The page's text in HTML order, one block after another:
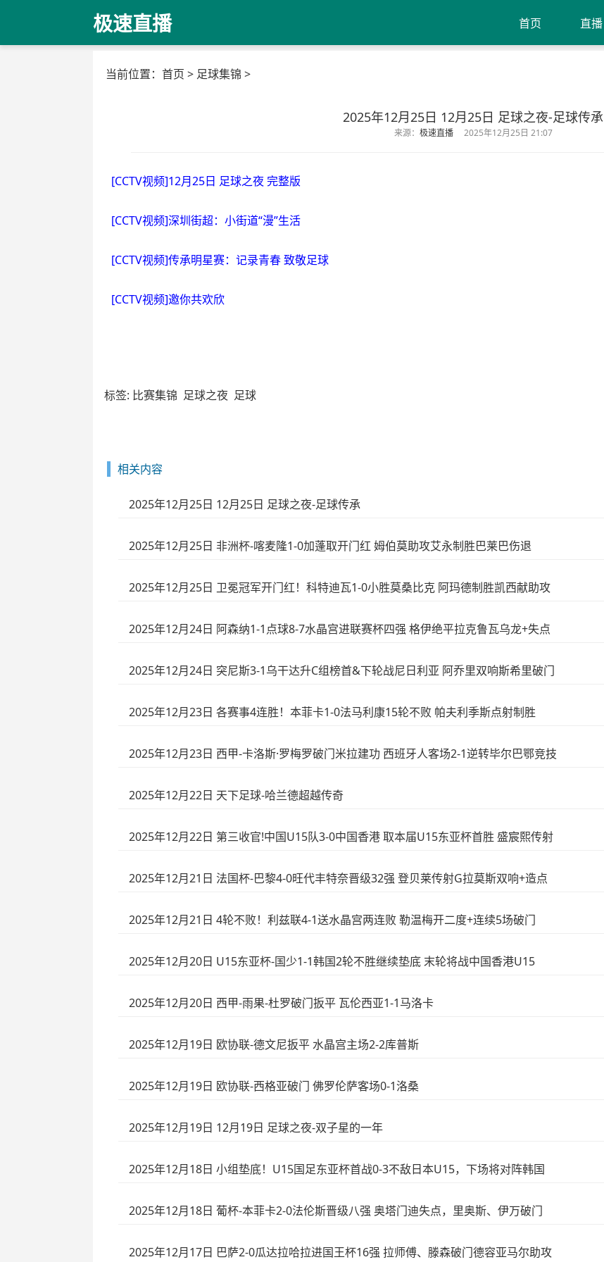
极速直播 首页 直播
当前位置： 首页 > 足球集锦 >
2025年12月25日 12月25日 足球之夜-足球传承
来源： 极速直播 2025年12月25日 21:07
[CCTV视频]12月25日 足球之夜 完整版
[CCTV视频]深圳街超：小街道“漫”生活
[CCTV视频]传承明星赛：记录青春 致敬足球
[CCTV视频]邀你共欢欣
标签: 比赛集锦 足球之夜 足球
相关内容
2025年12月25日 12月25日 足球之夜-足球传承
2025年12月25日 非洲杯-喀麦隆1-0加蓬取开门红 姆伯莫助攻艾永制胜巴莱巴伤退
2025年12月25日 卫冕冠军开门红！科特迪瓦1-0小胜莫桑比克 阿玛德制胜凯西献助攻
2025年12月24日 阿森纳1-1点球8-7水晶宫进联赛杯四强 格伊绝平拉克鲁瓦乌龙+失点
2025年12月24日 突尼斯3-1乌干达升C组榜首&下轮战尼日利亚 阿乔里双响斯希里破门
2025年12月23日 各赛事4连胜！本菲卡1-0法马利康15轮不败 帕夫利季斯点射制胜
2025年12月23日 西甲-卡洛斯·罗梅罗破门米拉建功 西班牙人客场2-1逆转毕尔巴鄂竞技
2025年12月22日 天下足球-哈兰德超越传奇
2025年12月22日 第三收官!中国U15队3-0中国香港 取本届U15东亚杯首胜 盛宸熙传射
2025年12月21日 法国杯-巴黎4-0旺代丰特奈晋级32强 登贝莱传射G拉莫斯双响+造点
2025年12月21日 4轮不败！利兹联4-1送水晶宫两连败 勒温梅开二度+连续5场破门
2025年12月20日 U15东亚杯-国少1-1韩国2轮不胜继续垫底 末轮将战中国香港U15
2025年12月20日 西甲-雨果-杜罗破门扳平 瓦伦西亚1-1马洛卡
2025年12月19日 欧协联-德文尼扳平 水晶宫主场2-2库普斯
2025年12月19日 欧协联-西格亚破门 佛罗伦萨客场0-1洛桑
2025年12月19日 12月19日 足球之夜-双子星的一年
2025年12月18日 小组垫底！U15国足东亚杯首战0-3不敌日本U15，下场将对阵韩国
2025年12月18日 葡杯-本菲卡2-0法伦斯晋级八强 奥塔门迪失点，里奥斯、伊万破门
2025年12月17日 巴萨2-0瓜达拉哈拉进国王杯16强 拉师傅、滕森破门德容亚马尔助攻